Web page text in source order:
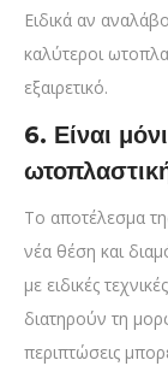
Ειδικά αν
καλύτεροι
εξαιρετικό.
6. Είναι
Το αποτέλεσμα
νέα θέση και
με ειδικές
διατηρούν τη
περιπτώσεις